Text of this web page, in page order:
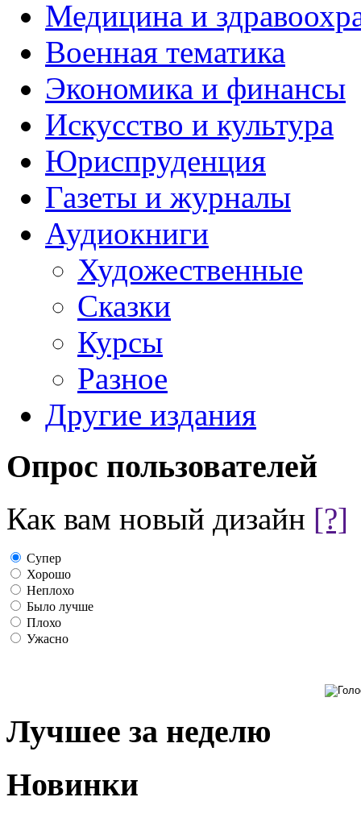
Медицина и
Военная тематика
Экономика и финансы
Искусство и культура
Юриспруденция
Газеты и журналы
Аудиокниги
Художественные
Сказки
Курсы
Разное
Другие издания
Опрос пользователей
Как вам новый дизайн [?]
Супер
Хорошо
Неплохо
Было лучше
Плохо
Ужасно
Лучшее за неделю
Новинки